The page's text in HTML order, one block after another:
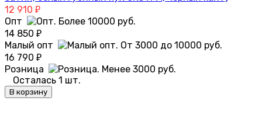
12 910 ₽
Опт
14 850 ₽
Малый опт
16 790 ₽
Розница
Осталась 1 шт.
В корзину